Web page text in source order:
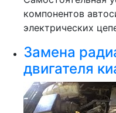
компонентов
электрических
Замена
двигателя